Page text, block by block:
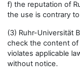
f) the reputation of
the use is contrary
(3) Ruhr-Universität
check the content
violates applicable
without notice.